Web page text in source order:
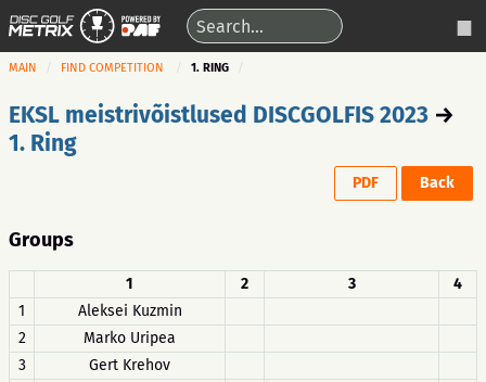
MAIN FIND COMPETITION 1. RING
EKSL meistrivõistlused DISCGOLFIS 2023 →
1. Ring
PDF Back
Groups
1 2 3
4
1
Aleksei Kuzmin
2
Marko Uripea
3
Gert Krehov